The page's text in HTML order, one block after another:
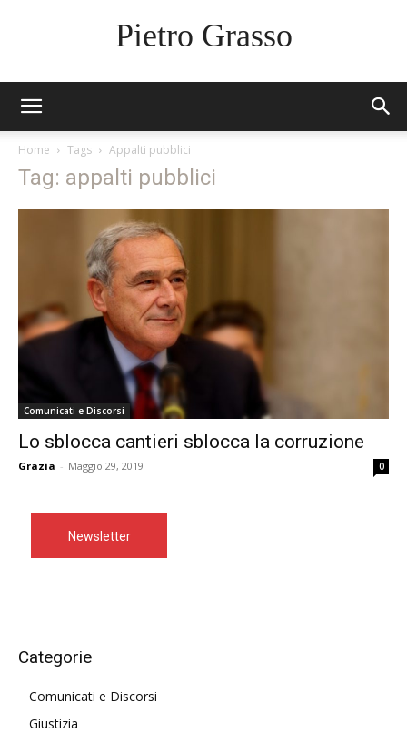
Pietro Grasso
Home Tags Appalti pubblici
Tag: appalti pubblici
Comunicati e Discorsi
Lo sblocca cantieri sblocca la corruzione
Grazia - Maggio 29, 2019 0
Newsletter
Categorie
Comunicati e Discorsi
Giustizia